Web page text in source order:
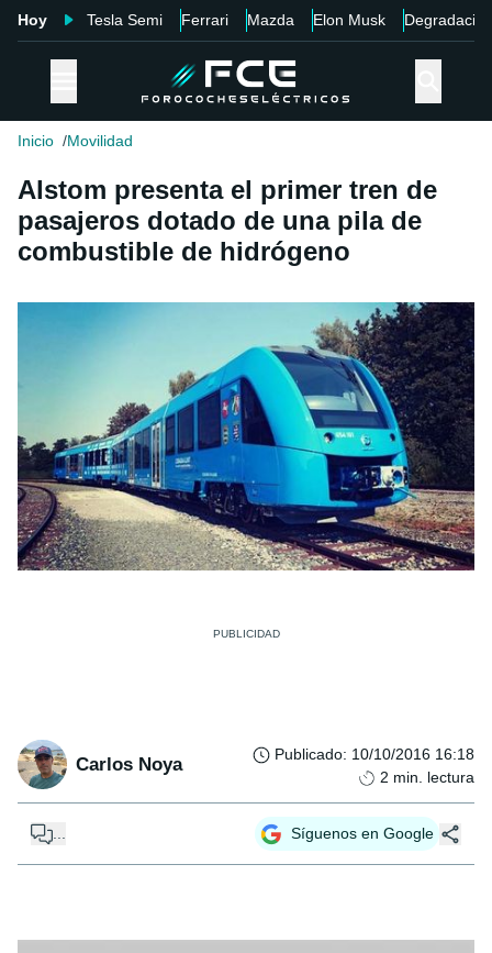
Hoy Tesla Semi Ferrari Mazda Elon Musk Degradación
Inicio Movilidad
Alstom presenta el primer tren de
pasajeros dotado de una pila de
combustible de hidrógeno
Carlos Noya Publicado: 10/10/2016 16:18
2 min. lectura
... Síguenos en Google